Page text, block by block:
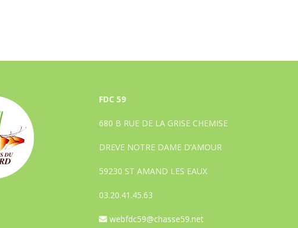
FDC 59
680 B RUE DE LA GRISE CHEMISE
DREVE NOTRE DAME D’AMOUR
59230 ST AMAND LES EAUX
03.20.41.45.63
webfdc59@chasse59.net